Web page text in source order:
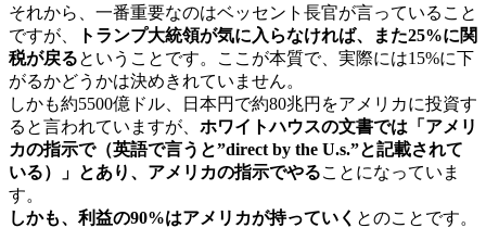
それから、一番重要なのはベッセント長官が言っていること
ですが、
トランプ大統領が気に入らなければ、また25%に関
税が戻るということです。ここが本質で、実際には15%に下
がるかどうかは決めきれていません。
しかも約5500億ドル、日本円で約80兆円をアメリカに投資す
ると言われていますが、 ホワイトハウスの文書では「アメリ
カの指示で（英語で言うと”direct by the U.s.”と記載されて
いる）」とあり、アメリカの指示でやることになっていま
す。
しかも、利益の90%はアメリカが持っていく とのことです。